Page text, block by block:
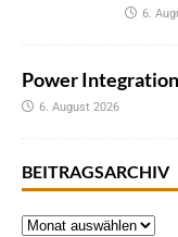
6.
Power
6. August 2026
BEITRAGSARCHIV